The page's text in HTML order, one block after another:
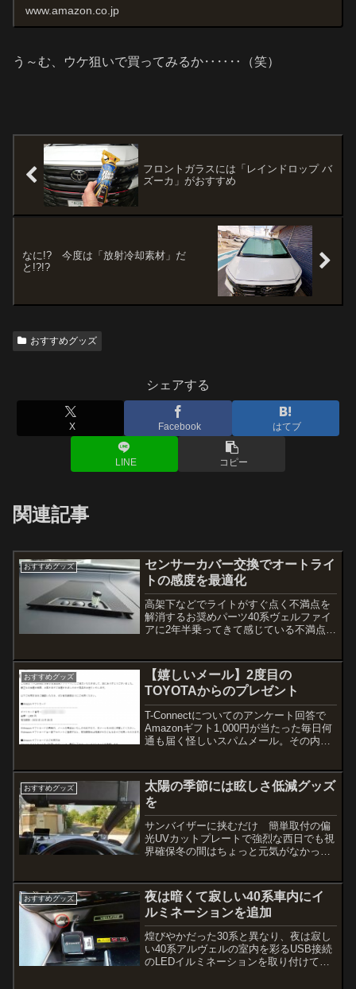
www.amazon.co.jp
う～む、ウケ狙いで買ってみるか‥‥‥（笑）
フロントガラスには「レインドロップ バ
ズーカ」がおすすめ
なに!? 今度は「放射冷却素材」だ
と!?!?
おすすめグッズ
シェアする
X Facebook はてブ
LINE コピー
関連記事
おすすめグッズ
センサーカバー交換でオートライ
トの感度を最適化
高架下などでライトがすぐ点く不満点を
解消するお奨めパーツ40系ヴェルファイ
アに2年半乗ってきて感じている不満点の
いう点。毎日の通勤で何度も高架下をく
ぐり抜けるのだけど、...
おすすめグッズ
【嬉しいメール】2度目の
TOYOTAからのプレゼント
T-Connectについてのアンケート回答で
Amazonギフト1,000円が当たった毎日何
通も届く怪しいスパムメール。その内容
ださい」とか「おめでとうございます！
10,...
おすすめグッズ
太陽の季節には眩しさ低減グッズ
を
サンバイザーに挟むだけ 簡単取付の偏
光UVカットプレートで強烈な西日でも視
界確保冬の間はちょっと元気がなかった
なり、夕食タイムで一旦自宅へ帰る際、
進行方向によっては前方...
おすすめグッズ
夜は暗くて寂しい40系車内にイ
ルミネーションを追加
煌びやかだった30系と異なり、夜は寂し
い40系アルヴェルの室内を彩るUSB接続
のLEDイルミネーションを取り付けてみ